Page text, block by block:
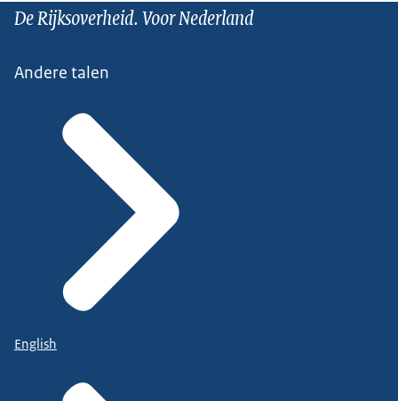
De Rijksoverheid. Voor Nederland
Andere talen
English